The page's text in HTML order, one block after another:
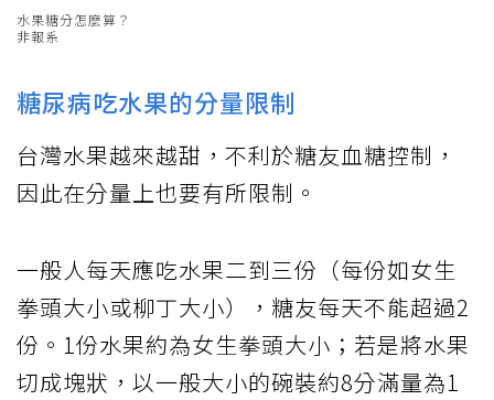
水果糖分怎麼算？
非報系
糖尿病吃水果的分量限制
台灣水果越來越甜，不利於糖友血糖控制，
因此在分量上也要有所限制。
一般人每天應吃水果二到三份（每份如女生
拳頭大小或柳丁大小），糖友每天不能超過2
份。1份水果約為女生拳頭大小；若是將水果
切成塊狀，以一般大小的碗裝約8分滿量為1